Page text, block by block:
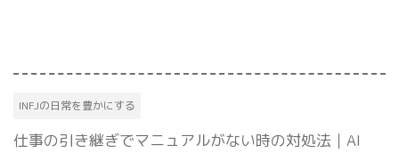
INFJの日常を豊かにする
仕事の引き継ぎでマニュアルがない時の対処法｜AI